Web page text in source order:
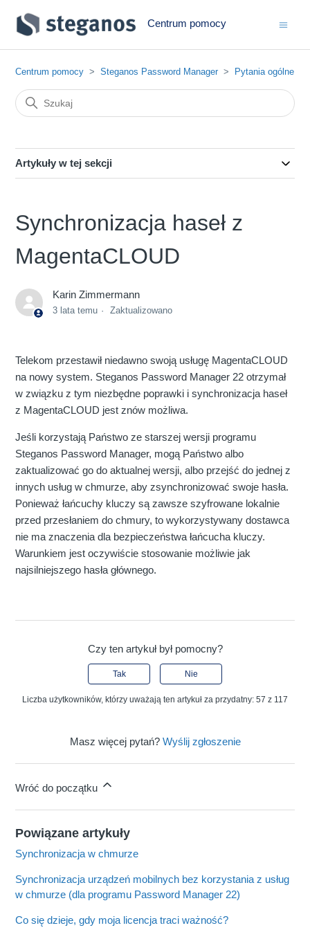
Centrum pomocy
Centrum pomocy Steganos Password Manager Pytania ogólne
Artykuły w tej sekcji
Synchronizacja haseł z
MagentaCLOUD
Karin Zimmermann
3 lata temu Zaktualizowano
Telekom przestawił niedawno swoją usługę MagentaCLOUD
na nowy system. Steganos Password Manager 22 otrzymał
w związku z tym niezbędne poprawki i synchronizacja haseł
z MagentaCLOUD jest znów możliwa.
Jeśli korzystają Państwo ze starszej wersji programu
Steganos Password Manager, mogą Państwo albo
zaktualizować go do aktualnej wersji, albo przejść do jednej z
innych usług w chmurze, aby zsynchronizować swoje hasła.
Ponieważ łańcuchy kluczy są zawsze szyfrowane lokalnie
przed przesłaniem do chmury, to wykorzystywany dostawca
nie ma znaczenia dla bezpieczeństwa łańcucha kluczy.
Warunkiem jest oczywiście stosowanie możliwie jak
najsilniejszego hasła głównego.
Czy ten artykuł był pomocny?
Tak Nie
Liczba użytkowników, którzy uważają ten artykuł za przydatny: 57 z 117
Masz więcej pytań? Wyślij zgłoszenie
Wróć do początku
Powiązane artykuły
Synchronizacja w chmurze
Synchronizacja urządzeń mobilnych bez korzystania z usług
w chmurze (dla programu Password Manager 22)
Co się dzieje, gdy moja licencja traci ważność?